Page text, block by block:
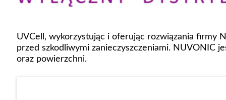
UVCell, wykorzystując i oferując rozwiązania firmy
przed szkodliwymi zanieczyszczeniami. NUVONIC
oraz powierzchni.